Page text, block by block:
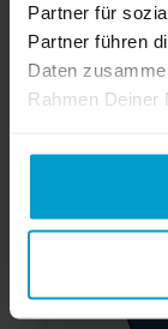
Partner für
Partner führen
Daten
Rahmen Deiner